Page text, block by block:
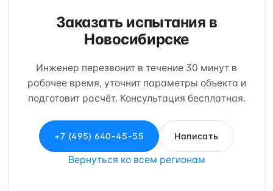
Заказать испытания в
Новосибирске
Инженер перезвонит в течение 30 минут в
рабочее время, уточнит параметры объекта и
подготовит расчёт. Консультация бесплатная.
+7 (495) 640-45-55 Написать
Вернуться ко всем регионам